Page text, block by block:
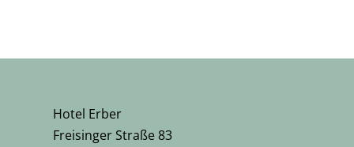
Hotel Erber
Freisinger Straße 83